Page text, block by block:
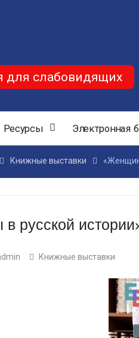
для слабовидящих
Ресурсы Электронная
Книжные выставки
русской
Книжные выставки